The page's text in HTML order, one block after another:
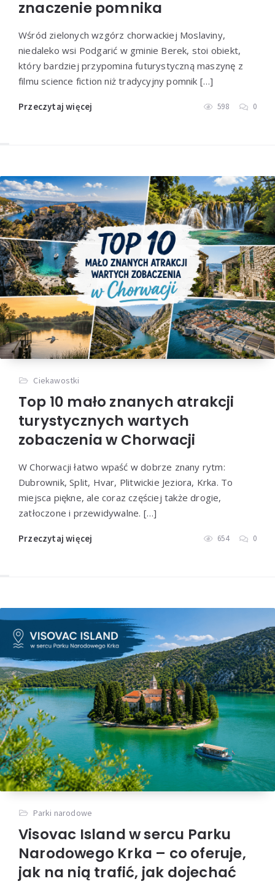
znaczenie pomnika
Wśród zielonych wzgórz chorwackiej Moslaviny,
niedaleko wsi Podgarić w gminie Berek, stoi obiekt,
który bardziej przypomina futurystyczną maszynę z
filmu science fiction niż tradycyjny pomnik […]
Przeczytaj więcej 598 0
Ciekawostki
Top 10 mało znanych atrakcji
turystycznych wartych
zobaczenia w Chorwacji
W Chorwacji łatwo wpaść w dobrze znany rytm:
Dubrownik, Split, Hvar, Plitwickie Jeziora, Krka. To
miejsca piękne, ale coraz częściej także drogie,
zatłoczone i przewidywalne. […]
Przeczytaj więcej 654 0
Parki narodowe
Visovac Island w sercu Parku
Narodowego Krka – co oferuje,
jak na nią trafić, jak dojechać